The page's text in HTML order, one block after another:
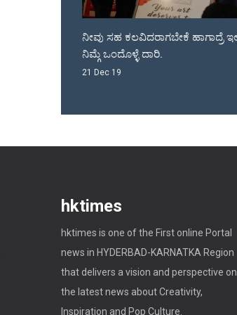
ನೀವು ಸಹ ಕಲವಿದರಾಗಬೇಕೆ ಹಾಗಾದ್ರೆ ಇಲ್ಲಿದೆ
ನಿಮ್ಗೆ ಒಂದೊಳ್ಳೆ ದಾರಿ.
hktimes
hktimes is one of the First online Portal
news in HYDERBAD-KARNATKA Region
that delivers a vision and perspective on
the latest news about Creativity,
Inspiration and Pop Culture.